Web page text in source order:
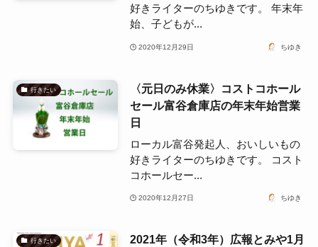
好きライターのちゆきです。 年末年
始、子どもが...
2020年12月29日 ちゆき
行きたい
〈元日のみ休業〉コストコホール
セール富谷倉庫店の年末年始営業
日
ローカル富谷発起人、おいしいもの
好きライターのちゆきです。 コスト
コホールセー...
2020年12月27日 ちゆき
行きたい
2021年（令和3年）広報とみや1月